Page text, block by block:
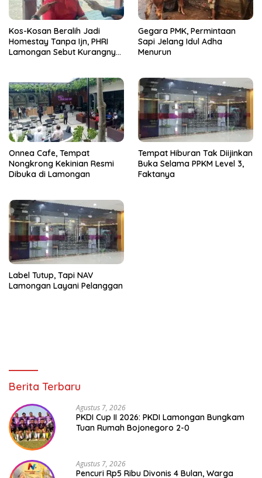
Kos-Kosan Beralih Jadi
Homestay Tanpa Ijn, PHRI
Lamongan Sebut Kurangnya
Gegara PMK, Permintaan
Sapi Jelang Idul Adha
Menurun
Onnea Cafe, Tempat
Nongkrong Kekinian Resmi
Dibuka di Lamongan
Tempat Hiburan Tak Diijinkan
Buka Selama PPKM Level 3,
Faktanya
Label Tutup, Tapi NAV
Lamongan Layani Pelanggan
Berita Terbaru
Agustus 7, 2026
PKDI Cup II 2026: PKDI Lamongan Bungkam
Tuan Rumah Bojonegoro 2-0
Agustus 7, 2026
Pencuri Rp5 Ribu Divonis 4 Bulan, Warga